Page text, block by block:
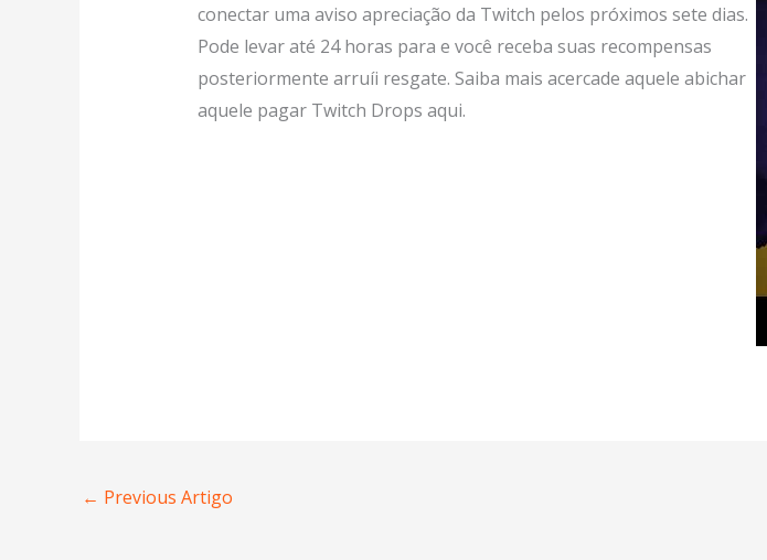
conectar uma aviso apreciação da Twitch pelos próximos sete dias.
Pode levar até 24 horas para e você receba suas recompensas
posteriormente arruíi resgate. Saiba mais acercade aquele abichar
aquele pagar Twitch Drops aqui.
← Previous Artigo